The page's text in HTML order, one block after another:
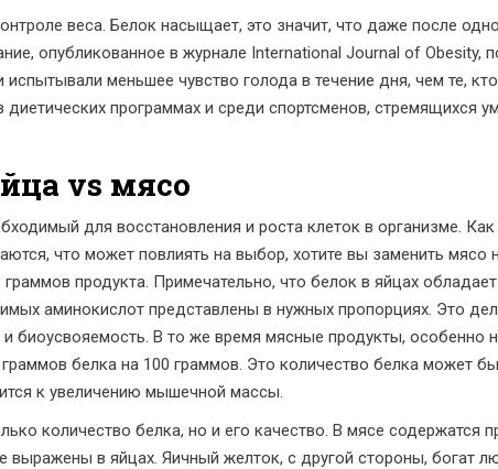
веса. Белок насыщает, это значит, что даже после
опубликованное в журнале International Journal of Obesity,
меньшее чувство голода в течение дня, чем те,
программах и среди спортсменов, стремящихся
vs мясо
для восстановления и роста клеток в организме. Как
что может повлиять на выбор, хотите вы заменить мясо
продукта. Примечательно, что белок в яйцах
аминокислот представлены в нужных пропорциях. Это
биоусвояемость. В то же время мясные продукты, особенно
белка на 100 граммов. Это количество белка может
к увеличению мышечной массы.
количество белка, но и его качество. В мясе содержатся
выражены в яйцах. Яичный желток, с другой стороны, богат